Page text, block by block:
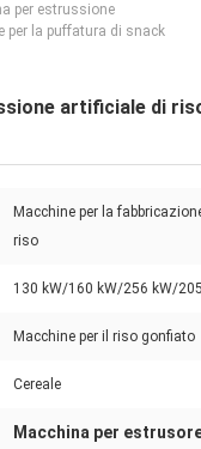
per estrussione
per la puffatura di snack
artificiale di
Macchine per la
riso
130 kW/160 kW/256 kW/
Macchine per il riso gonfiato
Cereale
Macchina per